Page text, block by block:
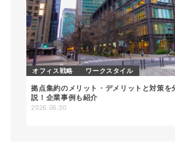
オフィス戦略 ワークスタイル
拠点集約のメリット・デメリットと対策を
説！企業事例も紹介
2026.06.30